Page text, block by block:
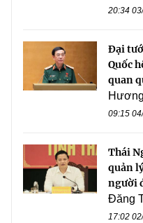
20:34
Đại
Quốc
quan
09:15
Thái
quản
người
Đăng
17:02